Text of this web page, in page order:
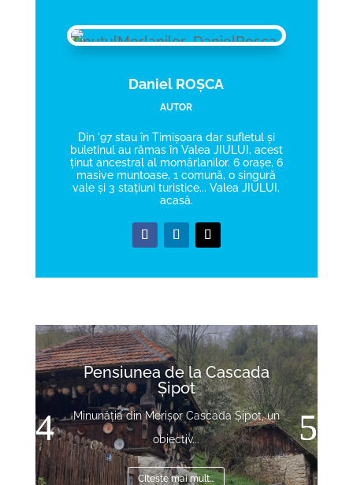
Daniel ROȘCA
AUTOR
Din '97 stau în Timișoara dar sufletul și
buletinul au rămas în Valea JIULUI, acest
ținut ancestral al momârlanilor. 6 orașe, 6
masive muntoase, 1 comună, o singură
vale și 3 stațiuni turistice... Valea JIULUI,
acasă.
Pensiunea de la Cascada
Șipot
Minunăția din Merișor Cascada Șipot, un
obiectiv...
CItește mai mult...